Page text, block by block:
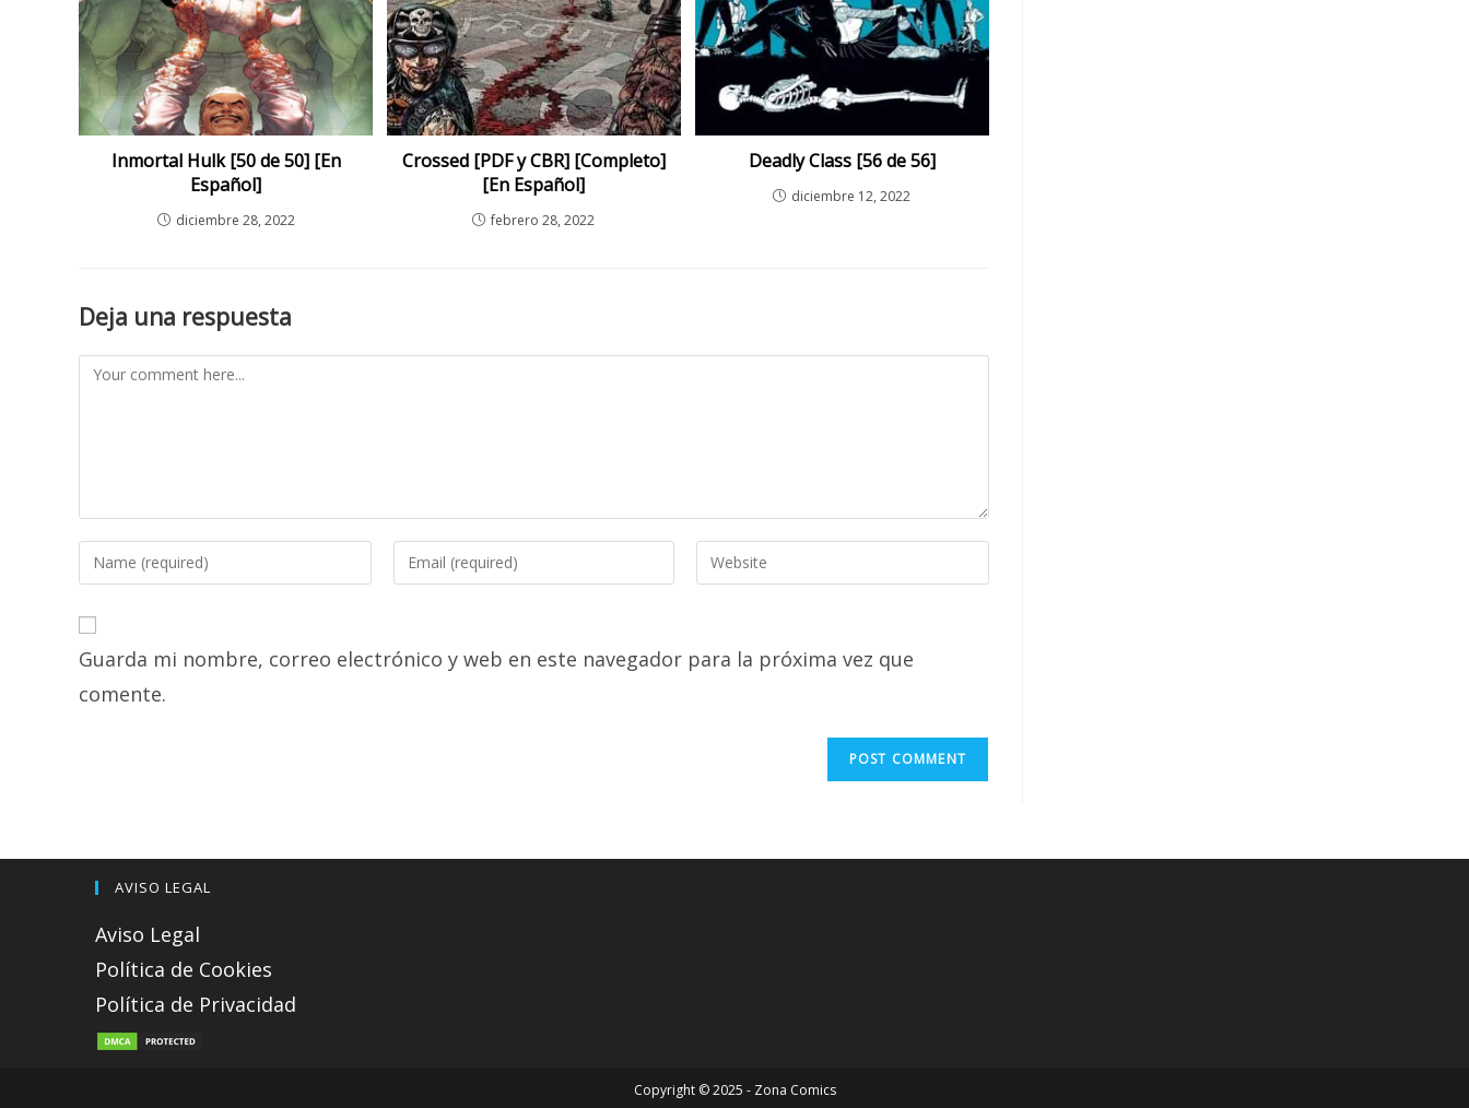
Inmortal Hulk [50 de 50] [En
Español]
diciembre 28, 2022
Crossed [PDF y CBR] [Completo]
[En Español]
febrero 28, 2022
Deadly Class [56 de 56]
diciembre 12, 2022
Deja una respuesta
Comment
Enter
your
or
username
to
Enter
your
to
Enter
your
(optional)
Guarda mi nombre, correo electrónico y web en este navegador para la próxima vez que
comente.
AVISO LEGAL
Aviso Legal
Política de Cookies
Política de Privacidad
Copyright © 2025 - Zona Comics